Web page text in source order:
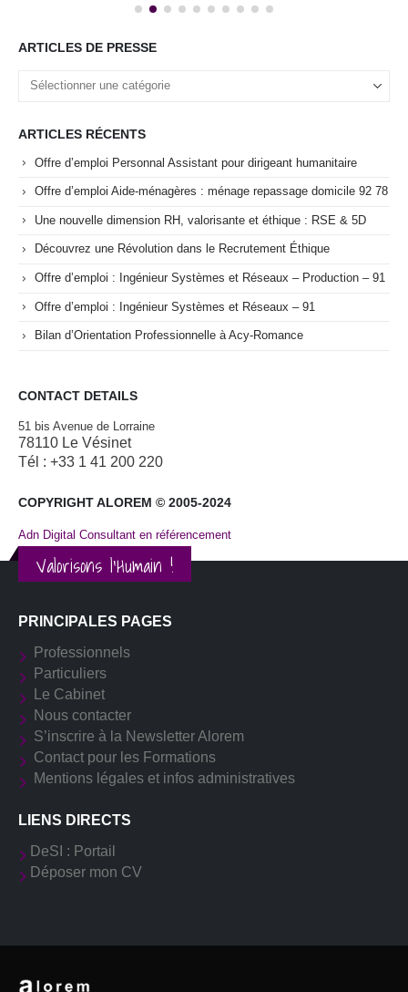
ARTICLES DE PRESSE
ARTICLES RÉCENTS
Offre d’emploi Personnal Assistant pour dirigeant humanitaire
Offre d’emploi Aide-ménagères : ménage repassage domicile 92 78
Une nouvelle dimension RH, valorisante et éthique : RSE & 5D
Découvrez une Révolution dans le Recrutement Éthique
Offre d’emploi : Ingénieur Systèmes et Réseaux – Production – 91
Offre d’emploi : Ingénieur Systèmes et Réseaux – 91
Bilan d’Orientation Professionnelle à Acy-Romance
CONTACT DETAILS
51 bis Avenue de Lorraine
78110 Le Vésinet
Tél : +33 1 41 200 220
COPYRIGHT ALOREM © 2005-2024
Adn Digital Consultant en référencement
Valorisons l'Humain !
PRINCIPALES PAGES
Professionnels
Particuliers
Le Cabinet
Nous contacter
S’inscrire à la Newsletter Alorem
Contact pour les Formations
Mentions légales et infos administratives
LIENS DIRECTS
DeSI : Portail
Déposer mon CV